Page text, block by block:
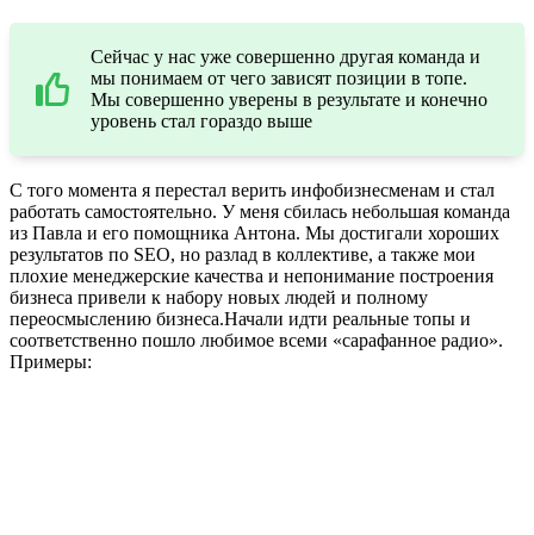
Сейчас у нас уже совершенно другая команда и
мы понимаем от чего зависят позиции в топе.
Мы совершенно уверены в результате и конечно
уровень стал гораздо выше
С того момента я перестал верить инфобизнесменам и стал
работать самостоятельно. У меня сбилась небольшая команда
из Павла и его помощника Антона. Мы достигали хороших
результатов по SEO, но разлад в коллективе, а также мои
плохие менеджерские качества и непонимание построения
бизнеса привели к набору новых людей и полному
переосмыслению бизнеса.Начали идти реальные топы и
соответственно пошло любимое всеми «сарафанное радио».
Примеры: